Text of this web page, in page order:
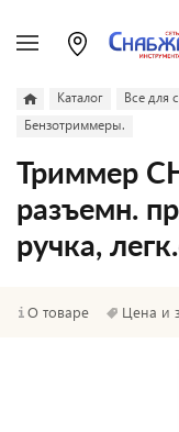
Каталог Все для
Бензотриммеры.
Триммер
разъемн.
ручка,
О товаре Цена и